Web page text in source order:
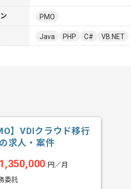
PMO
Java PHP C# VB.NET
】VDIクラウド移行
求人・案件
1,350,000 円／月
委託